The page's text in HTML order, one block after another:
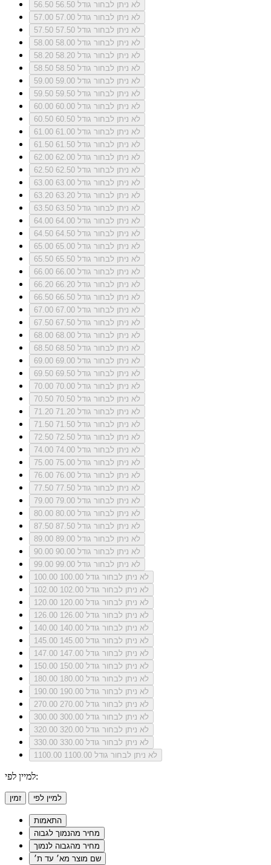
56.50
לא ניתן לבחור גודל 56.50
57.00
לא ניתן לבחור גודל 57.00
57.50
לא ניתן לבחור גודל 57.50
58.00
לא ניתן לבחור גודל 58.00
58.20
לא ניתן לבחור גודל 58.20
58.50
לא ניתן לבחור גודל 58.50
59.00
לא ניתן לבחור גודל 59.00
59.50
לא ניתן לבחור גודל 59.50
60.00
לא ניתן לבחור גודל 60.00
60.50
לא ניתן לבחור גודל 60.50
61.00
לא ניתן לבחור גודל 61.00
61.50
לא ניתן לבחור גודל 61.50
62.00
לא ניתן לבחור גודל 62.00
62.50
לא ניתן לבחור גודל 62.50
63.00
לא ניתן לבחור גודל 63.00
63.20
לא ניתן לבחור גודל 63.20
63.50
לא ניתן לבחור גודל 63.50
64.00
לא ניתן לבחור גודל 64.00
64.50
לא ניתן לבחור גודל 64.50
65.00
לא ניתן לבחור גודל 65.00
65.50
לא ניתן לבחור גודל 65.50
66.00
לא ניתן לבחור גודל 66.00
66.20
לא ניתן לבחור גודל 66.20
66.50
לא ניתן לבחור גודל 66.50
67.00
לא ניתן לבחור גודל 67.00
67.50
לא ניתן לבחור גודל 67.50
68.00
לא ניתן לבחור גודל 68.00
68.50
לא ניתן לבחור גודל 68.50
69.00
לא ניתן לבחור גודל 69.00
69.50
לא ניתן לבחור גודל 69.50
70.00
לא ניתן לבחור גודל 70.00
70.50
לא ניתן לבחור גודל 70.50
71.20
לא ניתן לבחור גודל 71.20
71.50
לא ניתן לבחור גודל 71.50
72.50
לא ניתן לבחור גודל 72.50
74.00
לא ניתן לבחור גודל 74.00
75.00
לא ניתן לבחור גודל 75.00
76.00
לא ניתן לבחור גודל 76.00
77.50
לא ניתן לבחור גודל 77.50
79.00
לא ניתן לבחור גודל 79.00
80.00
לא ניתן לבחור גודל 80.00
87.50
לא ניתן לבחור גודל 87.50
89.00
לא ניתן לבחור גודל 89.00
90.00
לא ניתן לבחור גודל 90.00
99.00
לא ניתן לבחור גודל 99.00
100.00
לא ניתן לבחור גודל 100.00
102.00
לא ניתן לבחור גודל 102.00
120.00
לא ניתן לבחור גודל 120.00
126.00
לא ניתן לבחור גודל 126.00
140.00
לא ניתן לבחור גודל 140.00
145.00
לא ניתן לבחור גודל 145.00
147.00
לא ניתן לבחור גודל 147.00
150.00
לא ניתן לבחור גודל 150.00
180.00
לא ניתן לבחור גודל 180.00
190.00
לא ניתן לבחור גודל 190.00
270.00
לא ניתן לבחור גודל 270.00
300.00
לא ניתן לבחור גודל 300.00
320.00
לא ניתן לבחור גודל 320.00
330.00
לא ניתן לבחור גודל 330.00
1100.00
לא ניתן לבחור גודל 1100.00
למיין לפי:
זמין למיין לפי
התאמות
מחיר מהנמוך לגבוה
מחיר מהגבוה לנמוך
שם מוצר מא׳ עד ת׳